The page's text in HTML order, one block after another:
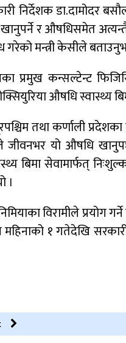
निर्देशक डा.दामोदर
र औषधिसमेत अत्यन्तै
मन्त्री केसीले
प्रमुख कन्सल्टेन्ट
औषधि स्वास्थ्य
तथा कर्णाली
यो औषधि
बिमा सेवामार्फत्
।
विरामीले प्रयोग
१ गतेदेखि